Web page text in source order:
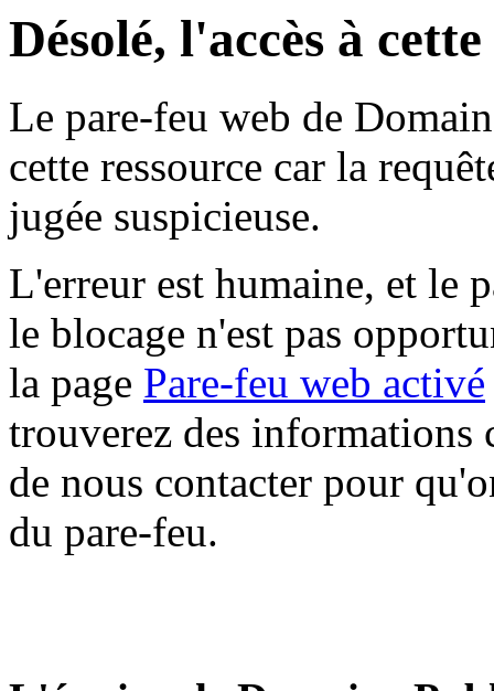
Désolé, l'accès à
Le pare-feu web de
cette ressource car la
jugée suspicieuse.
L'erreur est humaine, et le
le blocage n'est pas
la page Pare-feu web activé
trouverez des informations
de nous contacter pour
du pare-feu.